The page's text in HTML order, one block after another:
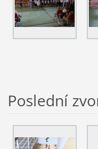
Poslední